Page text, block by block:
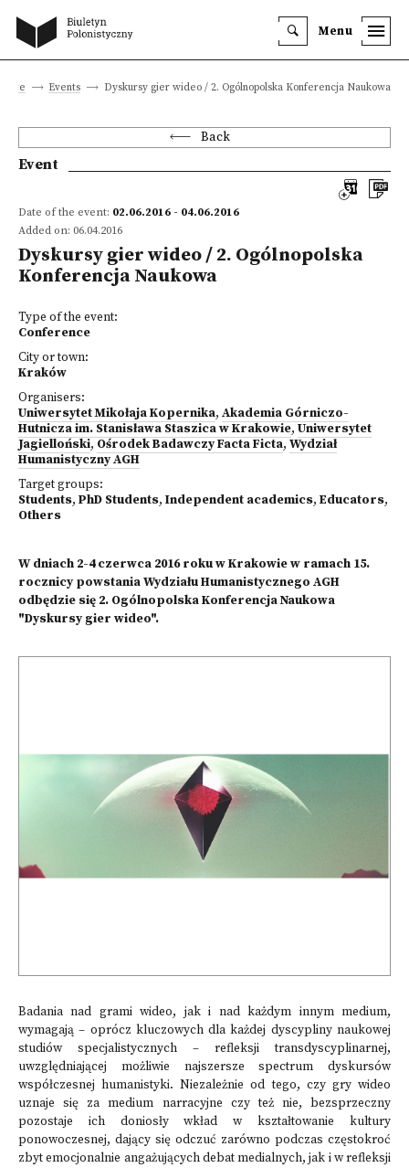
Menu
site Events Dyskursy gier wideo / 2. Ogólnopolska Konferencja Naukowa
Back
Event
Date of the event: 02.06.2016 - 04.06.2016
Added on: 06.04.2016
Dyskursy gier wideo / 2. Ogólnopolska
Konferencja Naukowa
Type of the event:
Conference
City or town:
Kraków
Organisers:
Uniwersytet Mikołaja Kopernika, Akademia Górniczo-
Hutnicza im. Stanisława Staszica w Krakowie, Uniwersytet
Jagielloński, Ośrodek Badawczy Facta Ficta, Wydział
Humanistyczny AGH
Target groups:
Students, PhD Students, Independent academics, Educators,
Others
W dniach 2-4 czerwca 2016 roku w Krakowie w ramach 15.
rocznicy powstania Wydziału Humanistycznego AGH
odbędzie się 2. Ogólnopolska Konferencja Naukowa
"Dyskursy gier wideo".
Badania nad grami wideo, jak i nad każdym innym medium,
wymagają – oprócz kluczowych dla każdej dyscypliny naukowej
studiów specjalistycznych – refleksji transdyscyplinarnej,
uwzględniającej możliwie najszersze spectrum dyskursów
współczesnej humanistyki. Niezależnie od tego, czy gry wideo
uznaje się za medium narracyjne czy też nie, bezsprzeczny
pozostaje ich doniosły wkład w kształtowanie kultury
ponowoczesnej, dający się odczuć zarówno podczas częstokroć
zbyt emocjonalnie angażujących debat medialnych, jak i w refleksji